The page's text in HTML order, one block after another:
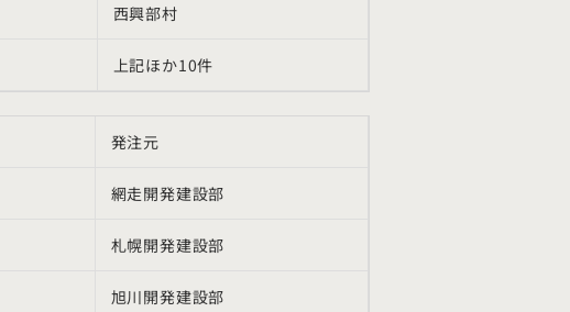
西興部村
上記ほか10件
発注元
網走開発建設部
札幌開発建設部
旭川開発建設部